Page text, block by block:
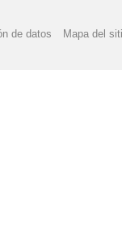
de datos Mapa del